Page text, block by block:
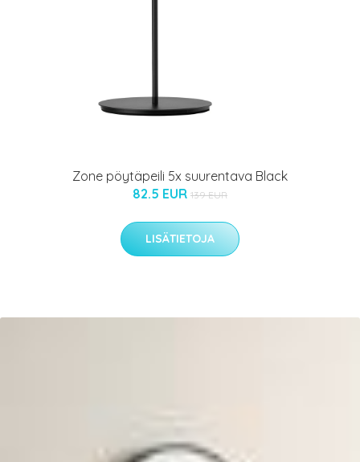
Zone pöytäpeili 5x suurentava Black
82.5 EUR 139 EUR
LISÄTIETOJA